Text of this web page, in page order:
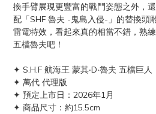
換手臂展現更豐富的戰鬥姿態之外，
配「SHF 魯夫 -鬼島入侵-」的替換頭
雷電特效，看起來真的相當不錯，熟
五檔魯夫吧！
✦ S.H.F 航海王 蒙其‧D‧魯夫 五檔巨人
✦ 萬代 代理版
✦ 預定上市日：2026年1月
✦ 商品尺寸：約15.5cm